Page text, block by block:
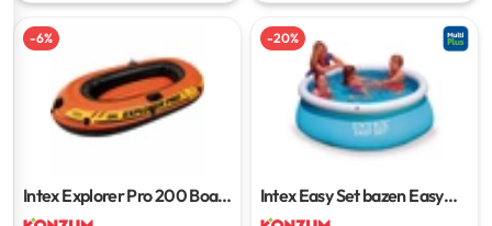
-6%
Intex Explorer Pro 200 Boat
1 kom
-20%
Intex Easy Set bazen Easy
Pool